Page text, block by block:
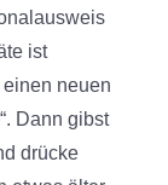
ist
neuen
Dann gibst
drücke